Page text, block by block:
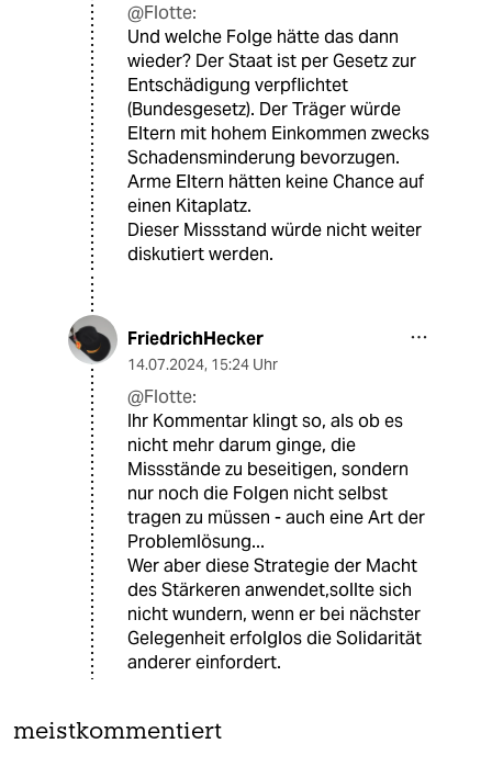
@Flotte:
Und welche Folge hätte das dann
wieder? Der Staat ist per Gesetz zur
Entschädigung verpflichtet
(Bundesgesetz). Der Träger würde
Eltern mit hohem Einkommen zwecks
Schadensminderung bevorzugen.
Arme Eltern hätten keine Chance auf
einen Kitaplatz.
Dieser Missstand würde nicht weiter
diskutiert werden.
FriedrichHecker
14.07.2024, 15:24 Uhr
@Flotte:
Ihr Kommentar klingt so, als ob es
nicht mehr darum ginge, die
Missstände zu beseitigen, sondern
nur noch die Folgen nicht selbst
tragen zu müssen - auch eine Art der
Problemlösung...
Wer aber diese Strategie der Macht
des Stärkeren anwendet,sollte sich
nicht wundern, wenn er bei nächster
Gelegenheit erfolglos die Solidarität
anderer einfordert.
meistkommentiert